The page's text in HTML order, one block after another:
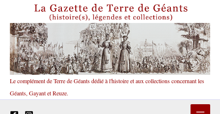
contenu
Le complément de Terre de Géants dédié à l'histoire et aux collections concernant les
Géants, Gayant et Reuze.